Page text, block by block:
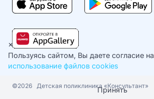
©2026 Детская поликлиника «Консультант»
×
Пользуясь сайтом, Вы даете согласие на
использование файлов cookies
Принять